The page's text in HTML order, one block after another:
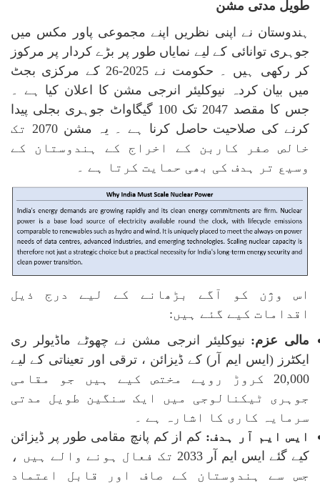
طویل مدتی مشن
ہندوستان نے اپنی نظریں اپنے مجموعی پاور مکس میں
جوہری توانائی کے لیے نمایاں طور پر بڑے کردار پر مرکوز
کر رکھی ہیں ۔ حکومت نے 2025-26 کے مرکزی بجٹ
میں بیان کردہ نیوکلیئر انرجی مشن کا اعلان کیا ہے ۔
جس کا مقصد 2047 تک 100 گیگاواٹ جوہری بجلی پیدا
کرنے کی صلاحیت حاصل کرنا ہے ۔ یہ مشن 2070 تک
خالص صفر کاربن کے اخراج کے ہندوستان کے
وسیع تر ہدف کی بھی حمایت کرتا ہے ۔
اس وژن کو آگے بڑھانے کے لیے درج ذیل
اقدامات کیے گئے ہیں:
مالی عزم: نیوکلیئر انرجی مشن نے چھوٹے ماڈیولر ری
ایکٹرز (ایس ایم آر) کے ڈیزائن ، ترقی اور تعیناتی کے لیے
20,000 کروڑ روپے مختص کیے ہیں جو مقامی
جوہری ٹیکنالوجی میں ایک سنگین طویل مدتی
سرمایہ کاری کا اشارہ ہے ۔
ایس ایم آر ہدف: کم از کم پانچ مقامی طور پر ڈیزائن
کیے گئے ایس ایم آر 2033 تک فعال ہونے والے ہیں ،
جس سے ہندوستان کے صاف اور قابل اعتماد